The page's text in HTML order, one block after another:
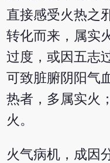
直接感受火热之
转化而来，属实
过度，或因五志
可致脏腑阴阳气
热者，多属实火
火。
火气病机，成因